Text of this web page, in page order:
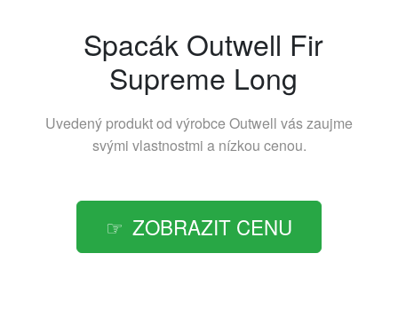
Spacák Outwell Fir
Supreme Long
Uvedený produkt od výrobce Outwell vás zaujme
svými vlastnostmi a nízkou cenou.
ZOBRAZIT CENU